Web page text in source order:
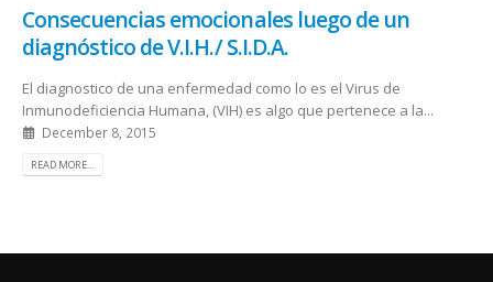
Consecuencias emocionales luego de un
diagnóstico de V.I.H./ S.I.D.A.
El diagnostico de una enfermedad como lo es el Virus de
Inmunodeficiencia Humana, (VIH) es algo que pertenece a la...
December 8, 2015
READ MORE...